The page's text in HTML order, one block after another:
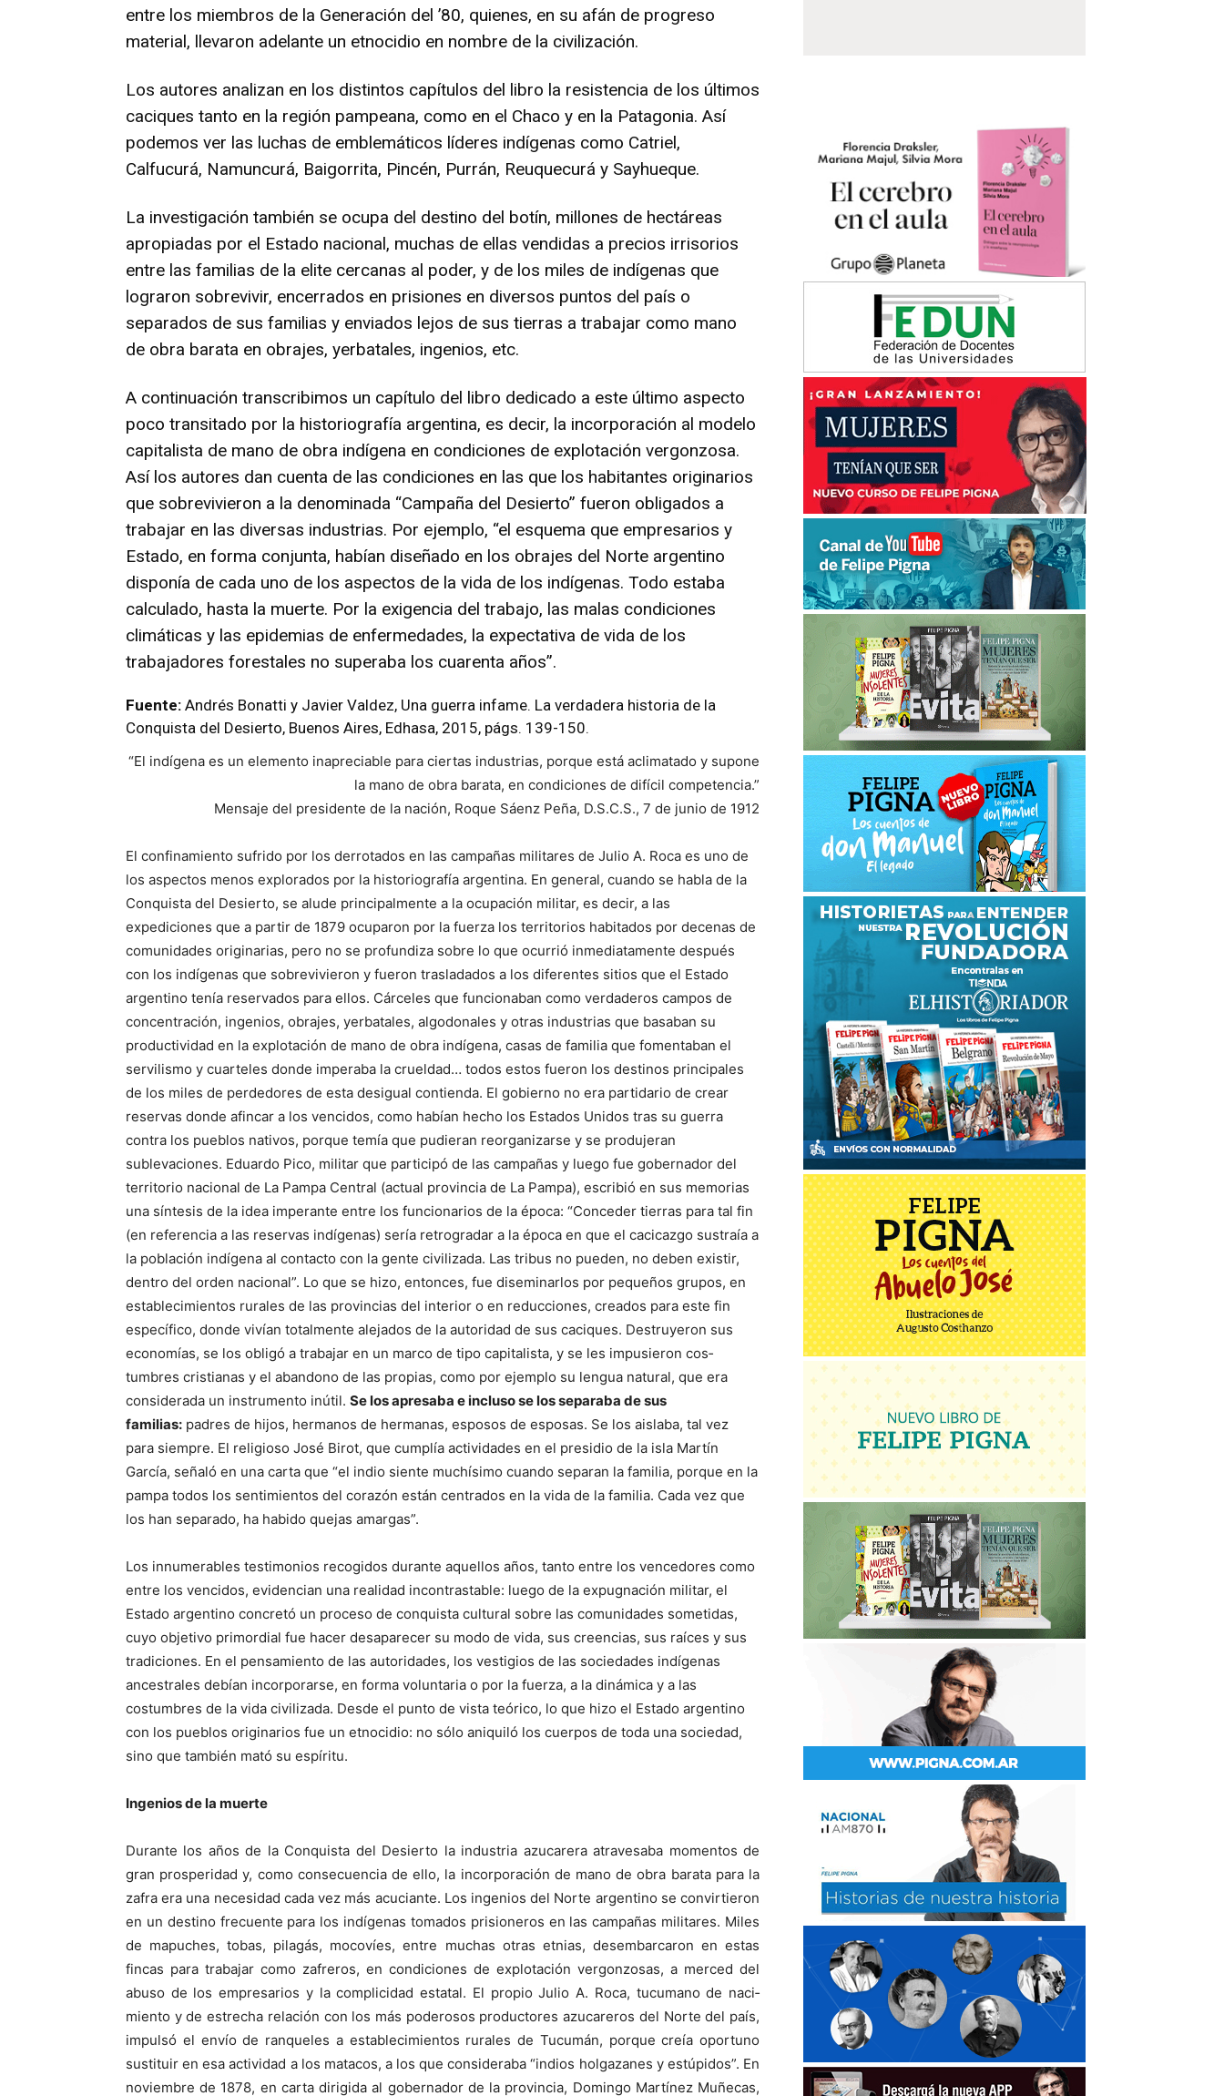
entre los miembros de la Generación del ’80, quienes, en su afán de progreso
material, llevaron adelante un etnocidio en nombre de la civilización.
Los autores analizan en los distintos capítulos del libro la resistencia de los últimos
caciques tanto en la región pampeana, como en el Chaco y en la Patagonia. Así
podemos ver las luchas de emblemáticos líderes indígenas como Catriel,
Calfucurá, Namuncurá, Baigorrita, Pincén, Purrán, Reuquecurá y Sayhueque.
La investigación también se ocupa del destino del botín, millones de hectáreas
apropiadas por el Estado nacional, muchas de ellas vendidas a precios irrisorios
entre las familias de la elite cercanas al poder, y de los miles de indígenas que
lograron sobrevivir, encerrados en prisiones en diversos puntos del país o
separados de sus familias y enviados lejos de sus tierras a trabajar como mano
de obra barata en obrajes, yerbatales, ingenios, etc.
A continuación transcribimos un capítulo del libro dedicado a este último aspecto
poco transitado por la historiografía argentina, es decir, la incorporación al modelo
capitalista de mano de obra indígena en condiciones de explotación vergonzosa.
Así los autores dan cuenta de las condiciones en las que los habitantes originarios
que sobrevivieron a la denominada “Campaña del Desierto” fueron obligados a
trabajar en las diversas industrias. Por ejemplo, “el esquema que empresarios y
Estado, en forma conjunta, habían diseñado en los obrajes del Norte argentino
disponía de cada uno de los aspectos de la vida de los indígenas. Todo estaba
calculado, hasta la muerte. Por la exigencia del trabajo, las malas condiciones
climáticas y las epidemias de enfermedades, la expectativa de vida de los
trabajadores forestales no superaba los cuarenta años”.
Fuente: Andrés Bonatti y Javier Valdez, Una guerra infame. La verdadera historia de la
Conquista del Desierto, Buenos Aires, Edhasa, 2015, págs. 139-150.
“El indígena es un elemento inapreciable para ciertas industrias, porque está aclimatado y supone
la mano de obra barata, en condiciones de difícil competencia.”
Mensaje del presidente de la nación, Roque Sáenz Peña, D.S.C.S., 7 de junio de 1912
El confinamiento sufrido por los derrotados en las campañas militares de Julio A. Roca es uno de
los aspectos menos explorados por la historiografía argentina. En general, cuando se habla de la
Conquista del Desierto, se alude principalmente a la ocupación militar, es decir, a las
expediciones que a partir de 1879 ocuparon por la fuerza los territorios habitados por decenas de
comunidades originarias, pero no se profundiza sobre lo que ocurrió inmediatamente después
con los indígenas que sobrevivieron y fueron trasladados a los diferentes sitios que el Estado
argentino tenía re­servados para ellos. Cárceles que funcionaban como verdaderos campos de
concentración, ingenios, obrajes, yerbatales, algodonales y otras industrias que basaban su
productividad en la explotación de mano de obra indígena, casas de familia que fomentaban el
servilismo y cuarteles donde imperaba la crueldad… todos estos fueron los destinos principales
de los miles de perdedores de esta desigual contienda. El gobierno no era partidario de crear
reservas donde afincar a los vencidos, como habían hecho los Estados Uni­dos tras su guerra
contra los pueblos nativos, porque temía que pudieran reorganizarse y se produjeran
sublevaciones. Eduardo Pico, militar que participó de las campañas y luego fue gobernador del
territorio nacional de La Pampa Central (actual provincia de La Pampa), escribió en sus memo­rias
una síntesis de la idea imperante entre los funcionarios de la época: “Conceder tierras para tal fin
(en referencia a las reservas indígenas) sería retrogradar a la época en que el cacicazgo sustraía a
la población indígena al contacto con la gente civilizada. Las tribus no pueden, no deben existir,
dentro del orden nacional”. Lo que se hizo, entonces, fue diseminarlos por pequeños grupos, en
establecimientos rurales de las provincias del interior o en reducciones, creados para este fin
específico, donde vivían totalmente alejados de la autoridad de sus caciques. Destruyeron sus
economías, se los obligó a trabajar en un marco de tipo capitalista, y se les impusieron cos­
tumbres cristianas y el abandono de las propias, como por ejemplo su len­gua natural, que era
considerada un instrumento inútil. Se los apresaba e incluso se los separaba de sus
familias: padres de hijos, hermanos de hermanas, esposos de esposas. Se los aislaba, tal vez
para siempre. El religioso José Birot, que cumplía actividades en el presidio de la isla Martín
García, señaló en una carta que “el indio siente muchísimo cuando separan la familia, porque en la
pampa todos los sentimientos del corazón están centrados en la vida de la familia. Cada vez que
los han se­parado, ha habido quejas amargas”.
Los innumerables testimonios recogidos durante aquellos años, tanto entre los vencedores como
entre los vencidos, evidencian una realidad in­contrastable: luego de la expugnación militar, el
Estado argentino concretó un proceso de conquista cultural sobre las comunidades sometidas,
cuyo objetivo primordial fue hacer desaparecer su modo de vida, sus creencias, sus raíces y sus
tradiciones. En el pensamiento de las autoridades, los vesti­gios de las sociedades indígenas
ancestrales debían incorporarse, en forma voluntaria o por la fuerza, a la dinámica y a las
costumbres de la vida civi­lizada. Desde el punto de vista teórico, lo que hizo el Estado argentino
con los pueblos originarios fue un etnocidio: no sólo aniquiló los cuerpos de toda una sociedad,
sino que también mató su espíritu.
Ingenios de la muerte
Durante los años de la Conquista del Desierto la industria azucarera atra­vesaba momentos de
gran prosperidad y, como consecuencia de ello, la incorporación de mano de obra barata para la
zafra era una necesidad cada vez más acuciante. Los ingenios del Norte argentino se convirtieron
en un destino frecuente para los indígenas tomados prisioneros en las campañas militares. Miles
de mapuches, tobas, pilagás, mocovíes, entre muchas otras etnias, desembarcaron en estas
fincas para trabajar como zafreros, en con­diciones de explotación vergonzosas, a merced del
abuso de los empresa­rios y la complicidad estatal. El propio Julio A. Roca, tucumano de naci­
miento y de estrecha relación con los más poderosos productores azucareros del Norte del país,
impulsó el envío de ranqueles a establecimientos rurales de Tucumán, porque creía oportuno
sustituir en esa actividad a los mata­cos, a los que consideraba “indios holgazanes y estúpidos”. En
noviembre de 1878, en carta dirigida al gobernador de la provincia, Domingo Martí­nez Muñecas,